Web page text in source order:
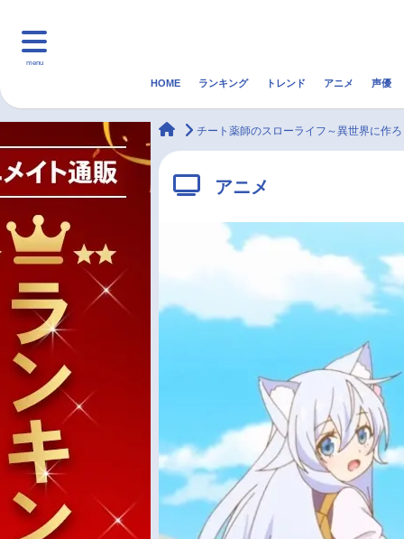
menu
マンガ・ラノベ ゲーム・アプリ
アニメ記事一覧
声優記事一覧
HOME ランキング トレンド アニメ 声優
animateTimes
チート薬師のスローライフ～異世界に作
アニメ